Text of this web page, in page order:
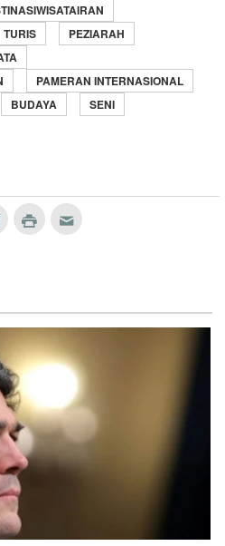
TURIS
PEZIARAH
PAMERAN INTERNASIONAL
BUDAYA SENI